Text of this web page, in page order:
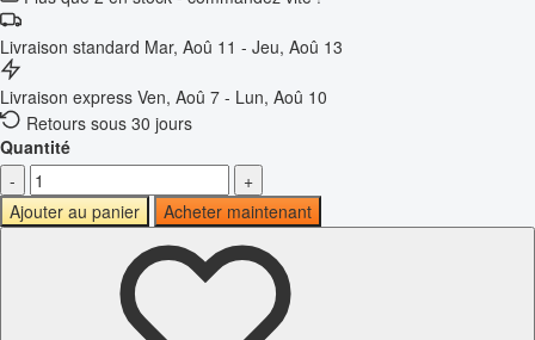
Livraison standard Mar, Aoû 11 - Jeu, Aoû 13
Livraison express Ven, Aoû 7 - Lun, Aoû 10
Retours sous 30 jours
Quantité
-
+
Ajouter au panier
Acheter maintenant